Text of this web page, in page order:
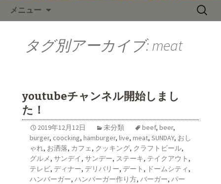
メニュー
検
タグ別アーカイブ: meat
youtubeチャンネル開始しまし
た！
2019年12月12日 未分類 beef, beer,
burger, coocking, hamburger, live, meat, SUNDAY, おし
ゃれ, お洒落, カフェ, クッキング, クラフトビール,
グルメ , サンデイ, サンデー, ステーキ, テイクアウト ,
テレビ, ディナー, デリバリー, デート , ドームシティ ,
ハンバーガー, ハンバーガー作り方, バーガー, パー